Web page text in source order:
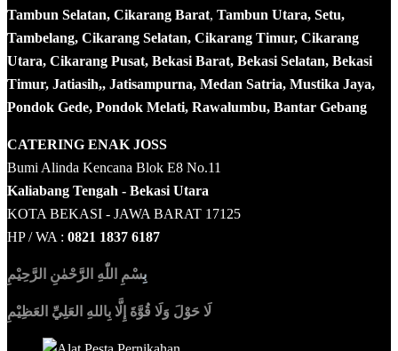
Tambun Selatan, Cikarang Barat, Tambun Utara, Setu,
Tambelang, Cikarang Selatan, Cikarang Timur, Cikarang
Utara, Cikarang Pusat, Bekasi Barat, Bekasi Selatan, Bekasi
Timur, Jatiasih,, Jatisampurna, Medan Satria, Mustika Jaya,
Pondok Gede, Pondok Melati, Rawalumbu, Bantar Gebang
CATERING ENAK JOSS
Bumi Alinda Kencana Blok E8 No.11
Kaliabang Tengah - Bekasi Utara
KOTA BEKASI - JAWA BARAT 17125
HP / WA : 0821 1837 6187
بِسْمِ اللّٰهِ الرَّحْمٰنِ الرَّحِيْمِ
لَا حَوْلَ وَلَا قُوَّةَ إِلَّا بِاللهِ العَلِيِّ العَظِيْمِ